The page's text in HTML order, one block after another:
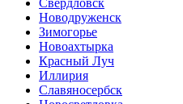
Свердловск
Новодруженск
Зимогорье
Новоахтырка
Красный Луч
Иллирия
Славяносербск